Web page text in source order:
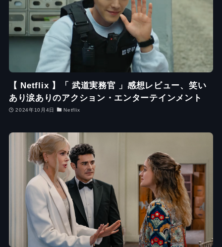
【 Netflix 】「 武道実務官 」感想レビュー、笑い
あり涙ありのアクション・エンターテインメント
2024年10月4日 Netflix